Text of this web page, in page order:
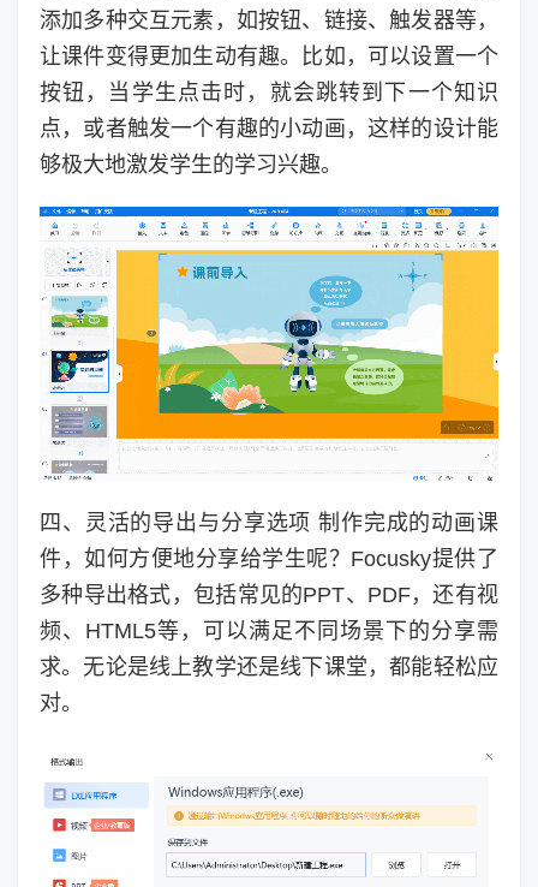
添加多种交互元素，如按钮、链接、触发器等，
让课件变得更加生动有趣。比如，可以设置一个
按钮，当学生点击时，就会跳转到下一个知识
点，或者触发一个有趣的小动画，这样的设计能
够极大地激发学生的学习兴趣。
四、灵活的导出与分享选项 制作完成的动画课
件，如何方便地分享给学生呢？Focusky提供了
多种导出格式，包括常见的PPT、PDF，还有视
频、HTML5等，可以满足不同场景下的分享需
求。无论是线上教学还是线下课堂，都能轻松应
对。